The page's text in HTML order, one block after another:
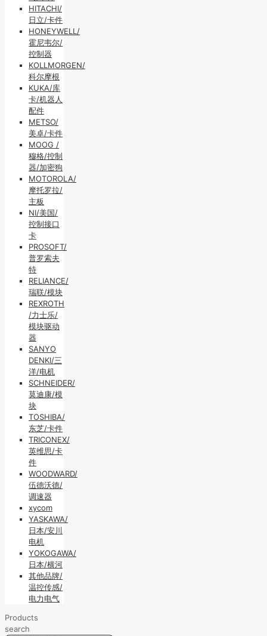
HITACHI/
日立/卡件
HONEYWELL/
霍尼韦尔/
控制器
KOLLMORGEN/
科尔摩根
KUKA/库
卡/机器人
配件
METSO/
美卓/卡件
MOOG /
穆格/控制
器/加密狗
MOTOROLA/
摩托罗拉/
主板
NI/美国/
控制接口
卡
PROSOFT/
普罗索夫
特
RELIANCE/
瑞联/模块
REXROTH
/力士乐/
模块驱动
器
SANYO
DENKI/三
洋/电机
SCHNEIDER/
莫迪康/模
块
TOSHIBA/
东芝/卡件
TRICONEX/
英维思/卡
件
WOODWARD/
伍德沃德/
调速器
xycom
YASKAWA/
日本/安川
电机
YOKOGAWA/
日本/横河
其他品牌/
温控传感/
电力电气
Products
search